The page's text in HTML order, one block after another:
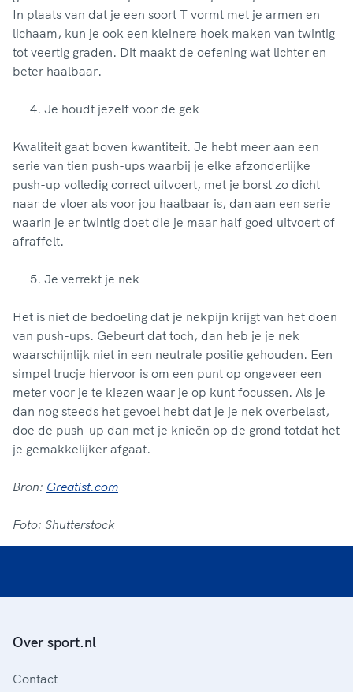
In plaats van dat je een soort T vormt met je armen en
lichaam, kun je ook een kleinere hoek maken van twintig
tot veertig graden. Dit maakt de oefening wat lichter en
beter haalbaar.
Je houdt jezelf voor de gek
Kwaliteit gaat boven kwantiteit. Je hebt meer aan een
serie van tien push-ups waarbij je elke afzonderlijke
push-up volledig correct uitvoert, met je borst zo dicht
naar de vloer als voor jou haalbaar is, dan aan een serie
waarin je er twintig doet die je maar half goed uitvoert of
afraffelt.
Je verrekt je nek
Het is niet de bedoeling dat je nekpijn krijgt van het doen
van push-ups. Gebeurt dat toch, dan heb je je nek
waarschijnlijk niet in een neutrale positie gehouden. Een
simpel trucje hiervoor is om een punt op ongeveer een
meter voor je te kiezen waar je op kunt focussen. Als je
dan nog steeds het gevoel hebt dat je je nek overbelast,
doe de push-up dan met je knieën op de grond totdat het
je gemakkelijker afgaat.
Bron: Greatist.com
Foto: Shutterstock
Over sport.nl
Contact